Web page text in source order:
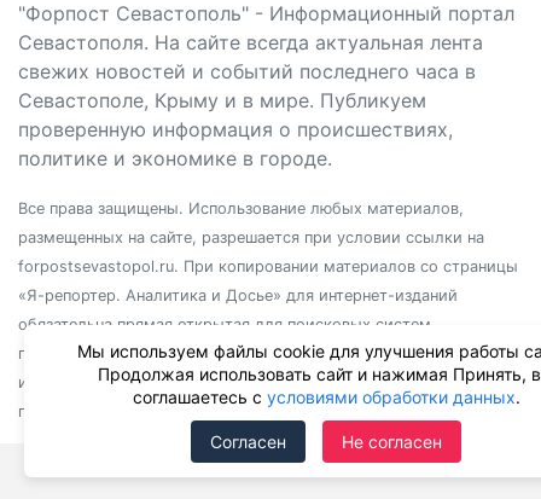
"Форпост Севастополь" - Информационный портал
Севастополя. На сайте всегда актуальная лента
свежих новостей и событий последнего часа в
Севастополе, Крыму и в мире. Публикуем
проверенную информация о происшествиях,
политике и экономике в городе.
Все права защищены. Использование любых материалов,
размещенных на сайте, разрешается при условии ссылки на
forpostsevastopol.ru. При копировании материалов со страницы
«Я-репортер. Аналитика и Досье» для интернет-изданий
обязательна прямая открытая для поисковых систем
гиперссылка. Независимо от полного или частичного
использования материалов, ссылка должна быть размещена в
подзаголовке или первом абзаце материала.
Мы используем файлы cookie для улучшения работы
Продолжая использовать сайт и нажимая Принять,
соглашаетесь с условиями обработки данных.
Согласен Не согласен